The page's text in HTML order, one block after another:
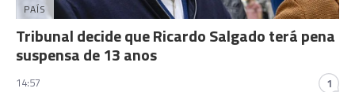
PAÍS
Tribunal decide que Ricardo Salgado terá pena
suspensa de 13 anos
14:57 1